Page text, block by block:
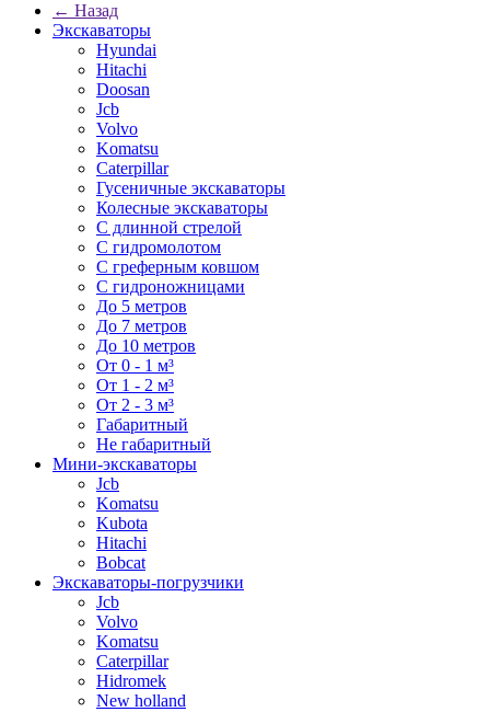
← Назад
Экскаваторы
Hyundai
Hitachi
Doosan
Jcb
Volvo
Komatsu
Caterpillar
Гусеничные экскаваторы
Колесные экскаваторы
С длинной стрелой
С гидромолотом
С греферным ковшом
С гидроножницами
До 5 метров
До 7 метров
До 10 метров
От 0 - 1 м³
От 1 - 2 м³
От 2 - 3 м³
Габаритный
Не габаритный
Мини-экскаваторы
Jcb
Komatsu
Kubota
Hitachi
Bobcat
Экскаваторы-погрузчики
Jcb
Volvo
Komatsu
Caterpillar
Hidromek
New holland